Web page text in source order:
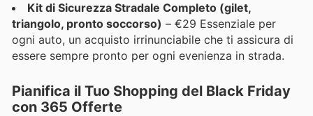
Kit di Sicurezza Stradale Completo (gilet,
triangolo, pronto soccorso) – €29 Essenziale per
ogni auto, un acquisto irrinunciabile che ti assicura di
essere sempre pronto per ogni evenienza in strada.
Pianifica il Tuo Shopping del Black Friday
con 365 Offerte